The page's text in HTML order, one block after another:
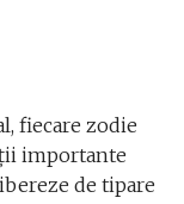
fiecare zodie
importante
de tipare